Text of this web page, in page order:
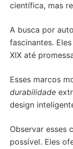
científica, mas
A busca por
fascinantes.
XIX até
Esses marcos
durabilidade
design
Observar esses
possível. Eles